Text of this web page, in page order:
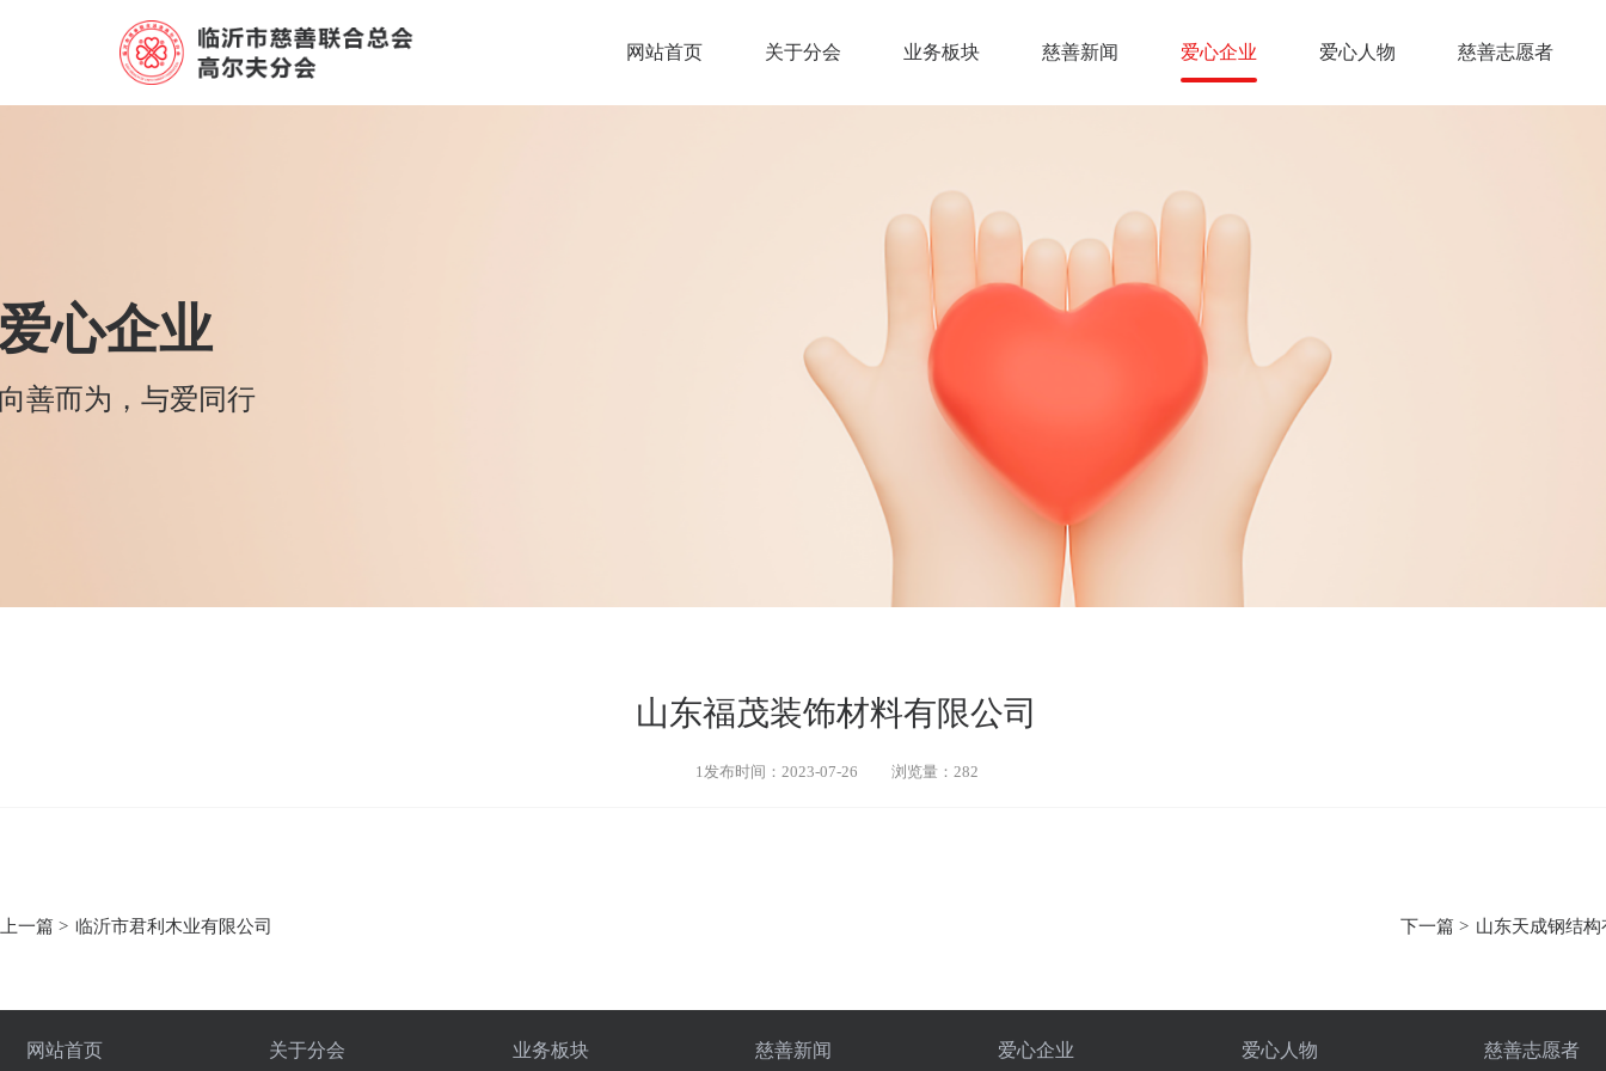
网站首页 关于分会 业务板块 慈善新闻 爱心企业 爱心人物 慈善志愿者
心企业
善而为，与爱同行
山东福茂装饰材料有限公司
1发布时间：2023-07-26 浏览量：282
上一篇 > 临沂市君利木业有限公司 下一篇 > 山东天成钢结
网站首页 关于分会 业务板块 慈善新闻 爱心企业 爱心人物 慈善志愿者